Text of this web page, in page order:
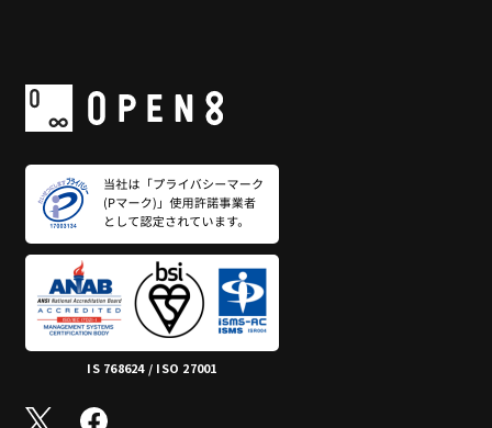
IS 768624 / ISO 27001